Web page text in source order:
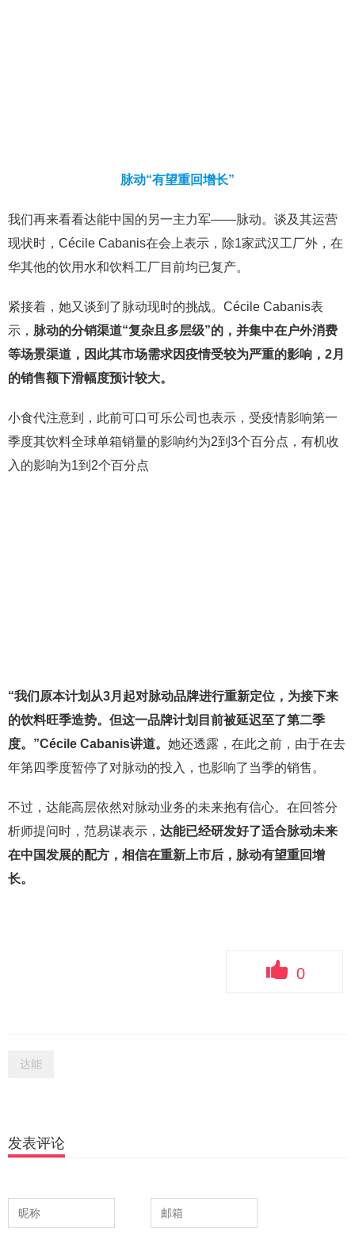
脉动“有望重回增长”
我们再来看看达能中国的另一主力军——脉动。谈及其运营
现状时，Cécile Cabanis在会上表示，除1家武汉工厂外，在
华其他的饮用水和饮料工厂目前均已复产。
紧接着，她又谈到了脉动现时的挑战。Cécile Cabanis表
示， 脉动的分销渠道“复杂且多层级”的，并集中在户外消费
等场景渠道，因此其市场需求因疫情受较为严重的影响，2月
的销售额下滑幅度预计较大。
小食代注意到，此前可口可乐公司也表示，受疫情影响第一
季度其饮料全球单箱销量的影响约为2到3个百分点，有机收
入的影响为1到2个百分点
“我们原本计划从3月起对脉动品牌进行重新定位，为接下来
的饮料旺季造势。 但这一品牌计划目前被延迟至了第二季
度。 ”Cécile Cabanis讲道。 她还透露，在此之前，由于在去
年第四季度暂停了对脉动的投入，也影响了当季的销售。
不过，达能高层依然对脉动业务的未来抱有信心。在回答分
析师提问时，范易谋表示， 达能已经研发好了适合脉动未来
在中国发展的配方，相信在重新上市后，脉动有望重回增
长。
0
达能
发表评论